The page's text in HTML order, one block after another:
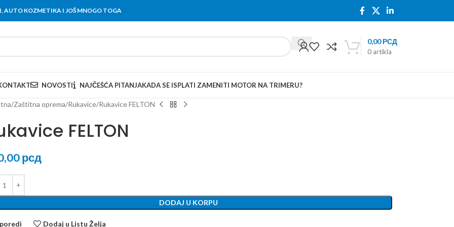
AUTO KOZMETIKA I JOŠ MNOGO TOGA
0 artikla
0,00РСД
NOVOSTI NAJČEŠĆA PITANJAKADA SE ISPLATI ZAMENITI MOTOR NA TRIMERU?
Zaštitna oprema Rukavice Rukavice FELTON
FELTON
рсд
DODAJ U KORPU
Dodaj u Listu Želja